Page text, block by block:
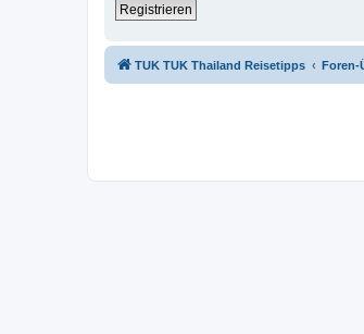
Registrieren
TUK TUK Thailand Reisetipps Foren-